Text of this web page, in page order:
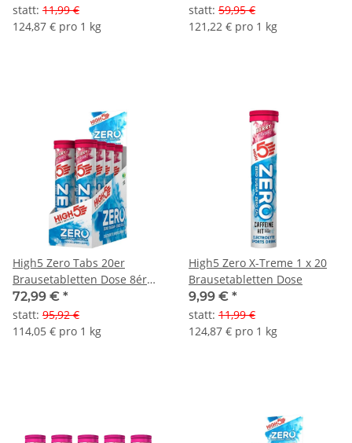
statt: 11,99 €
124,87 € pro 1 kg
statt: 59,95 €
121,22 € pro 1 kg
High5 Zero Tabs 20er
Brausetabletten Dose 8ér
Pack
72,99 € *
statt: 95,92 €
114,05 € pro 1 kg
High5 Zero X-Treme 1 x 20
Brausetabletten Dose
9,99 € *
statt: 11,99 €
124,87 € pro 1 kg